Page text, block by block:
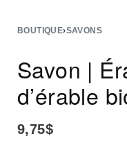
BOUTIQUE›SAVONS
Savon |
d’érable
9,75$